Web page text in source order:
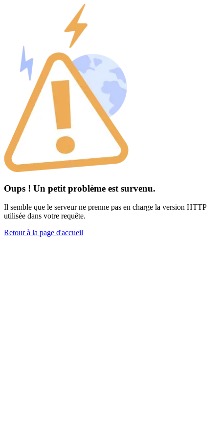
Oups ! Un petit problème est survenu.
Il semble que le serveur ne prenne pas en charge la version HTTP
utilisée dans votre requête.
Retour à la page d'accueil